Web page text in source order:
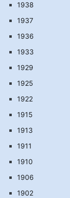
1938
1937
1936
1933
1929
1925
1922
1915
1913
1911
1910
1906
1902